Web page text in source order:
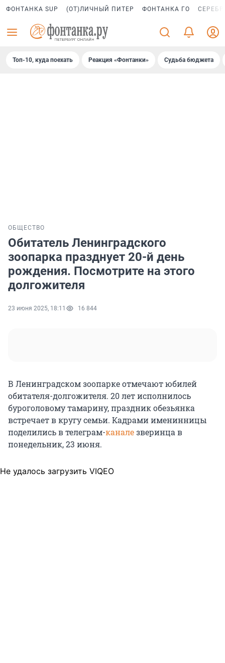
ФОНТАНКА SUP (ОТ)ЛИЧНЫЙ ПИТЕР ФОНТАНКА ГО
Топ-10, куда поехать Реакция «Фонтанки» Судьба бюджета
ОБЩЕСТВО
Обитатель Ленинградского
зоопарка празднует 20-й день
рождения. Посмотрите на этого
долгожителя
23 июня 2025, 18:11 16 844
В Ленинградском зоопарке отмечают юбилей
обитателя-долгожителя. 20 лет исполнилось
буроголовому тамарину, праздник обезьянка
встречает в кругу семьи. Кадрами именинницы
поделились в телеграм-каналезверинца в
понедельник, 23 июня.
Не удалось загрузить VIQEO